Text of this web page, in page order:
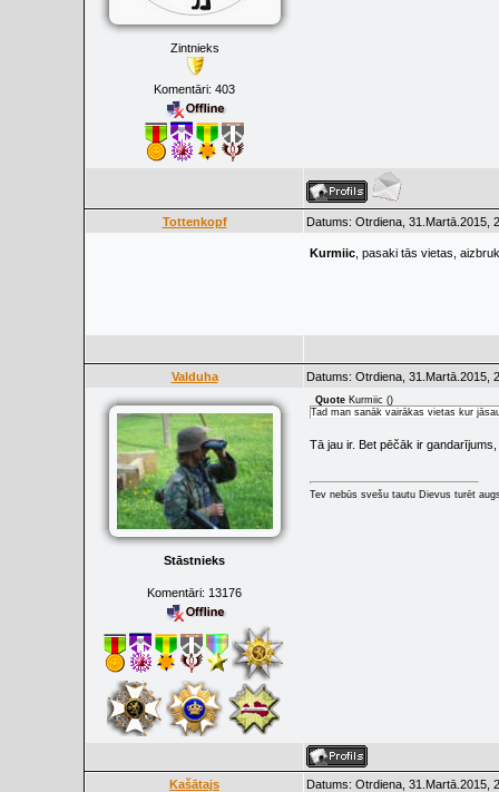
Zintnieks
Komentāri: 403
Tottenkopf Datums: Otrdiena, 31.Martā.2015,
Kurmiic , pasaki tās vietas,
Valduha Datums: Otrdiena, 31.Martā.2015,
Stāstnieks
Komentāri: 13176
Quote Kurmiic ()
Tad man sanāk vairākas vietas kur
Tā jau ir. Bet pēčāk ir
Tev nebūs svešu tautu Dievus turēt
Kašātajs Datums: Otrdiena, 31.Martā.2015,